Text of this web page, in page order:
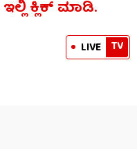
ಇಲ್ಲಿ ಕ್ಲಿಕ್​​ ಮಾಡಿ.
LIVE TV